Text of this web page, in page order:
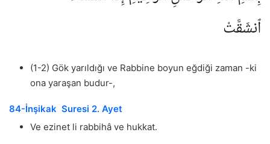
ٱنشَقَّتْ
(1-2) Gök yarıldığı ve Rabbine boyun eğdiği zaman -ki
ona yaraşan budur-,
84-İnşikak Suresi 2. Ayet
Ve ezinet li rabbihâ ve hukkat.